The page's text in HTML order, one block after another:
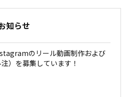
知らせ
のリール動画制作および
）を募集しています！